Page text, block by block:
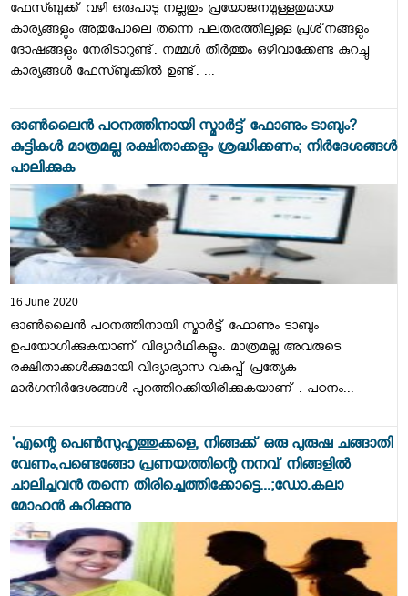
ഫേസ്ബുക്ക് വഴി ഒരുപാടു നല്ലതും പ്രയോജനമുള്ളതുമായ
കാര്യങ്ങളും അതുപോലെ തന്നെ പലതരത്തിലുള്ള പ്രശ്‌നങ്ങളും
ദോഷങ്ങളും നേരിടാറുണ്ട്. നമ്മള്‍ തീര്‍ത്തും ഒഴിവാക്കേണ്ട കുറച്ചു
കാര്യങ്ങള്‍ ഫേസ്ബുക്കില്‍ ഉണ്ട്. ...
ഓണ്‍ലൈന്‍ പഠനത്തിനായി സ്മാര്‍ട്ട് ഫോണും ടാബും?
കുട്ടികൾ മാത്രമല്ല രക്ഷിതാക്കളും ശ്രദ്ധിക്കണം; നിര്‍ദേശങ്ങള്‍
പാലിക്കുക
16 June 2020
ഓണ്‍ലൈന്‍ പഠനത്തിനായി സ്മാര്‍ട്ട് ഫോണും ടാബും
ഉപയോഗിക്കുകയാണ് വിദ്യാര്‍ഥികളും. മാത്രമല്ല അവരുടെ
രക്ഷിതാക്കള്‍ക്കുമായി വിദ്യാഭ്യാസ വകുപ്പ് പ്രത്യേക
മാര്‍ഗനിര്‍ദേശങ്ങള്‍ പുറത്തിറക്കിയിരിക്കുകയാണ് . പഠനം...
'എന്റെ പെണ്‍സുഹൃത്തുക്കളെ, നിങ്ങക്ക് ഒരു പുരുഷ ചങ്ങാതി
വേണം,പണ്ടെങ്ങോ പ്രണയത്തിന്റെ നനവ് നിങ്ങളില്‍
ചാലിച്ചവന്‍ തന്നെ തിരിച്ചെത്തിക്കോട്ടെ...;ഡോ.കലാ
മോഹൻ കുറിക്കുന്നു